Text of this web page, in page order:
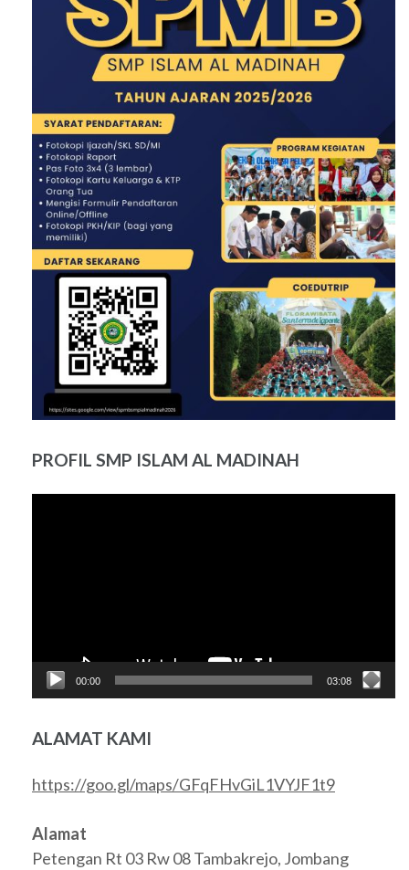
PROFIL SMP ISLAM AL MADINAH
00:00 03:08
ALAMAT KAMI
https://goo.gl/maps/GFqFHvGiL1VYJF1t9
Alamat
Petengan Rt 03 Rw 08 Tambakrejo, Jombang